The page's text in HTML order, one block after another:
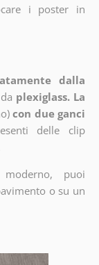
i poster in
dalla
plexiglass. La
con due ganci
delle clip
puoi
o su un